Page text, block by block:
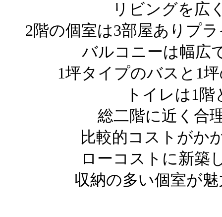
リビングを広
2階の個室は3部屋ありプ
バルコニーは幅広
1坪タイプのバスと1
トイレは1
総二階に近く合
比較的コストがか
ローコストに新築
収納の多い個室が